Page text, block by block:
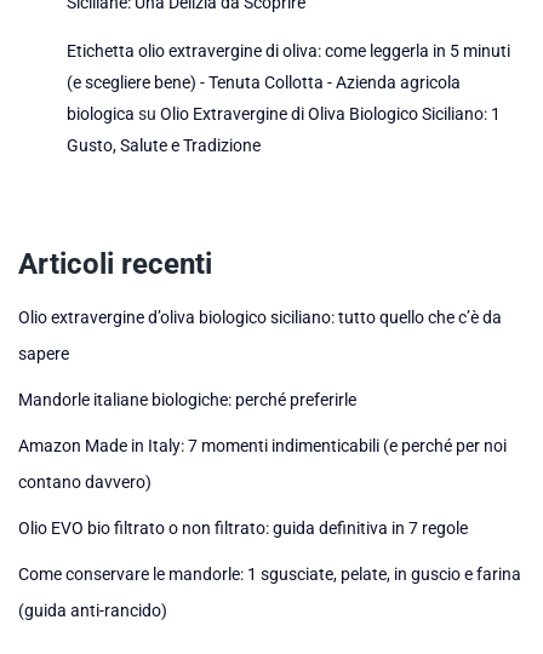
Etichetta olio extravergine di oliva: come leggerla in 5 minuti
(e scegliere bene) - Tenuta Collotta - Azienda agricola
biologica su Olio Extravergine di Oliva Biologico Siciliano: 1
Gusto, Salute e Tradizione
Articoli recenti
Olio extravergine d’oliva biologico siciliano: tutto quello che c’è da
sapere
Mandorle italiane biologiche: perché preferirle
Amazon Made in Italy: 7 momenti indimenticabili (e perché per noi
contano davvero)
Olio EVO bio filtrato o non filtrato: guida definitiva in 7 regole
Come conservare le mandorle: 1 sgusciate, pelate, in guscio e farina
(guida anti-rancido)